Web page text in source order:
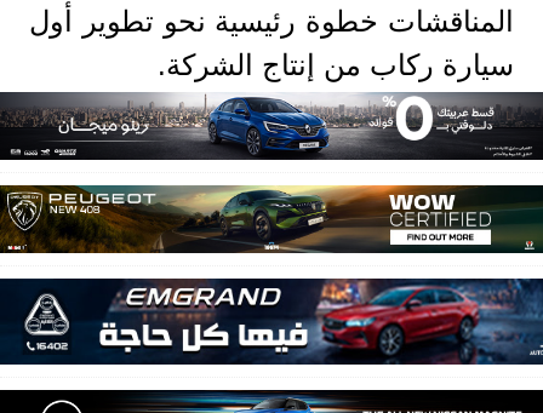
المناقشات خطوة رئيسية نحو تطوير أول
سيارة ركاب من إنتاج الشركة.